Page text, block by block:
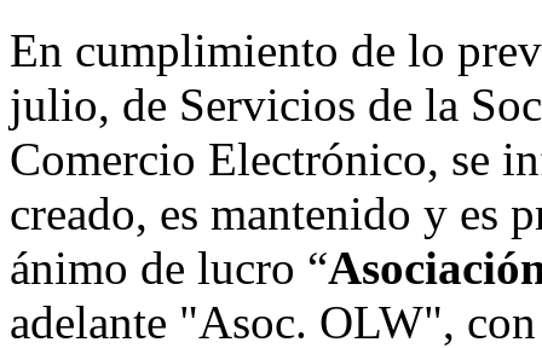
En cumplimiento de lo
julio, de Servicios de la
Comercio Electrónico, se
creado, es mantenido y es
ánimo de lucro “
adelante "Asoc. OLW",